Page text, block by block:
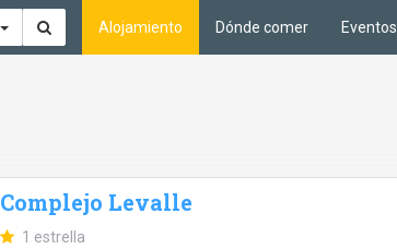
Alojamiento Dónde comer Eventos
Complejo Levalle
1 estrella